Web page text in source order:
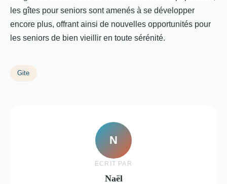
les gîtes pour seniors sont amenés à se développer
encore plus, offrant ainsi de nouvelles opportunités pour
les seniors de bien vieillir en toute sérénité.
Gite
N
ECRIT PAR
Naël